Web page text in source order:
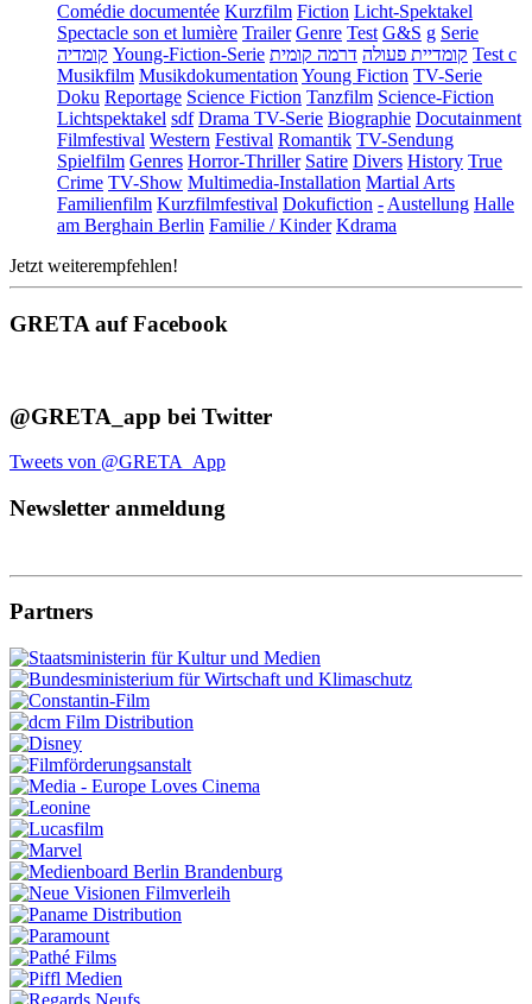
Comédie documentée Kurzfilm Fiction Licht-Spektakel
Spectacle son et lumière Trailer Genre Test G&S g Serie
קומדיה Young-Fiction-Serie קומדיית פעולה דרמה קומית
Test c
Musikfilm MusikdokumentationYoung Fiction TV-Serie
Doku Reportage Science Fiction Tanzfilm Science-Fiction
Lichtspektakel sdf Drama TV-Serie Biographie Docutainment
Filmfestival Western Festival Romantik TV-Sendung
Spielfilm Genres Horror-Thriller Satire Divers History True
Crime TV-Show Multimedia-Installation Martial Arts
Familienfilm Kurzfilmfestival Dokufiction -Austellung Halle
am Berghain Berlin Familie / Kinder Kdrama
Jetzt weiterempfehlen!
GRETA auf Facebook
@GRETA_app bei Twitter
Tweets von @GRETA_App
Newsletter anmeldung
Partners